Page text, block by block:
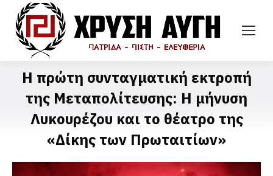
Η πρώτη συνταγματική εκτροπή
της Μεταπολίτευσης: Η μήνυση
Λυκουρέζου και το θέατρο της
«Δίκης των Πρωταιτίων»